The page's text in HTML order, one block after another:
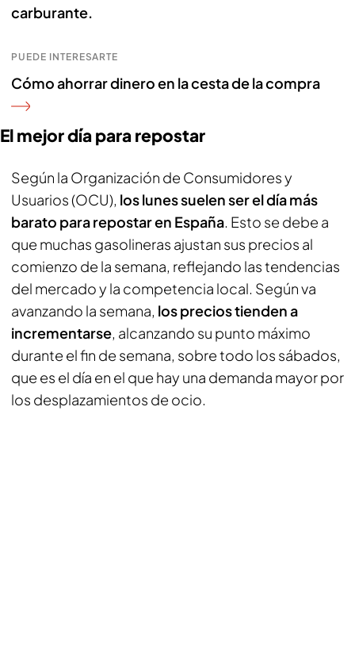
carburante.
PUEDE INTERESARTE
Cómo ahorrar dinero en la cesta de la compra
El mejor día para repostar
Según la Organización de Consumidores y
Usuarios (OCU), los lunes suelen ser el día más
barato para repostar en España. Esto se debe a
que muchas gasolineras ajustan sus precios al
comienzo de la semana, reflejando las tendencias
del mercado y la competencia local. Según va
avanzando la semana, los precios tienden a
incrementarse, alcanzando su punto máximo
durante el fin de semana, sobre todo los sábados,
que es el día en el que hay una demanda mayor por
los desplazamientos de ocio.